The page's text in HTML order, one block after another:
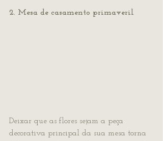
2. Mesa de casamento primaveril
Deixar que as flores sejam a peça
decorativa principal da sua mesa torna